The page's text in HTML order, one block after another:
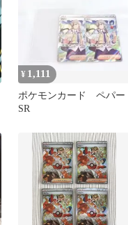
¥ 1,111
ポケモンカード ペパー
SR